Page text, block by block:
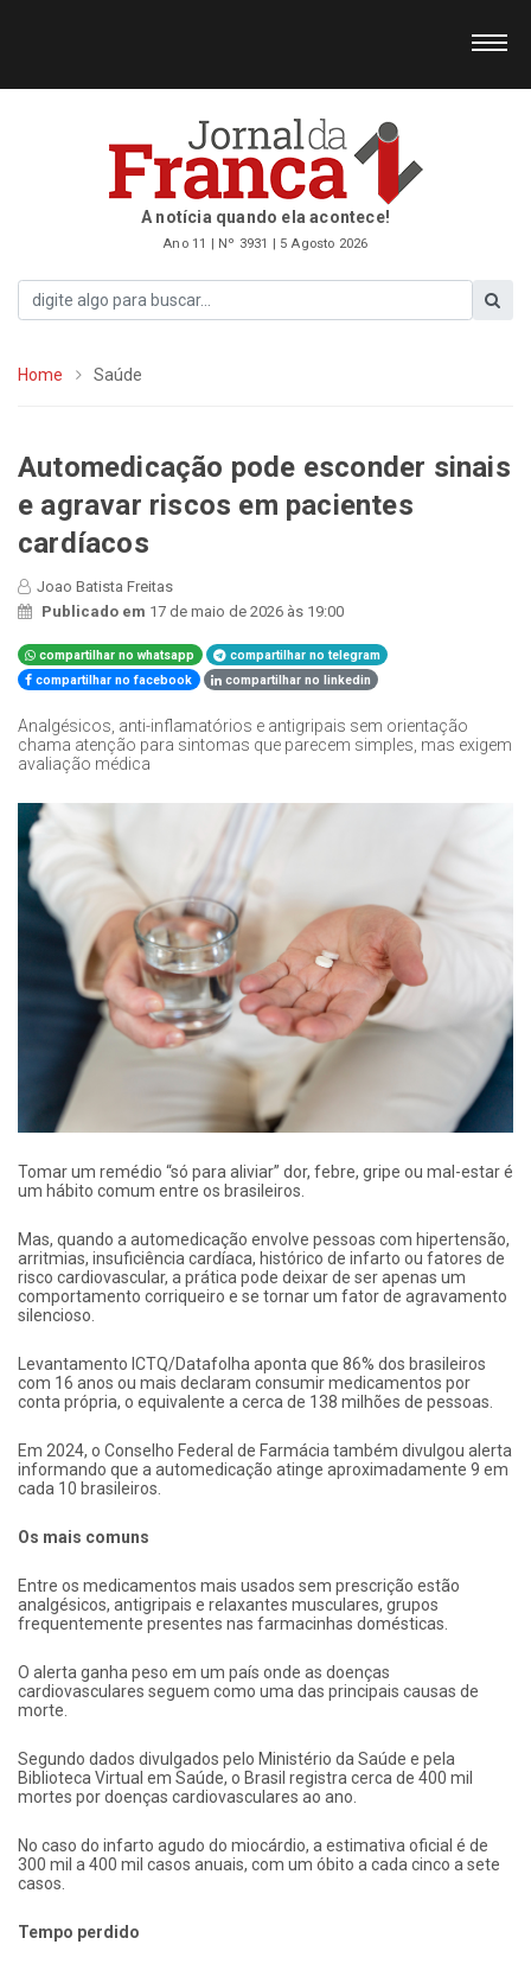
A notícia quando ela acontece!
Ano 11 | Nº 3931 | 5 Agosto 2026
Home Saúde
Automedicação pode esconder sinais
e agravar riscos em pacientes
cardíacos
Joao Batista Freitas
Publicado em 17 de maio de 2026 às 19:00
compartilhar no whatsapp
compartilhar no telegram
compartilhar no facebook
compartilhar no linkedin
Analgésicos, anti-inflamatórios e antigripais sem orientação
chama atenção para sintomas que parecem simples, mas exigem
avaliação médica
Tomar um remédio “só para aliviar” dor, febre, gripe ou mal-estar é
um hábito comum entre os brasileiros.
Mas, quando a automedicação envolve pessoas com hipertensão,
arritmias, insuficiência cardíaca, histórico de infarto ou fatores de
risco cardiovascular, a prática pode deixar de ser apenas um
comportamento corriqueiro e se tornar um fator de agravamento
silencioso.
Levantamento ICTQ/Datafolha aponta que 86% dos brasileiros
com 16 anos ou mais declaram consumir medicamentos por
conta própria, o equivalente a cerca de 138 milhões de pessoas.
Em 2024, o Conselho Federal de Farmácia também divulgou alerta
informando que a automedicação atinge aproximadamente 9 em
cada 10 brasileiros.
Os mais comuns
Entre os medicamentos mais usados sem prescrição estão
analgésicos, antigripais e relaxantes musculares, grupos
frequentemente presentes nas farmacinhas domésticas.
O alerta ganha peso em um país onde as doenças
cardiovasculares seguem como uma das principais causas de
morte.
Segundo dados divulgados pelo Ministério da Saúde e pela
Biblioteca Virtual em Saúde, o Brasil registra cerca de 400 mil
mortes por doenças cardiovasculares ao ano.
No caso do infarto agudo do miocárdio, a estimativa oficial é de
300 mil a 400 mil casos anuais, com um óbito a cada cinco a sete
casos.
Tempo perdido